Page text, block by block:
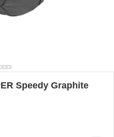
Speedy Graphite